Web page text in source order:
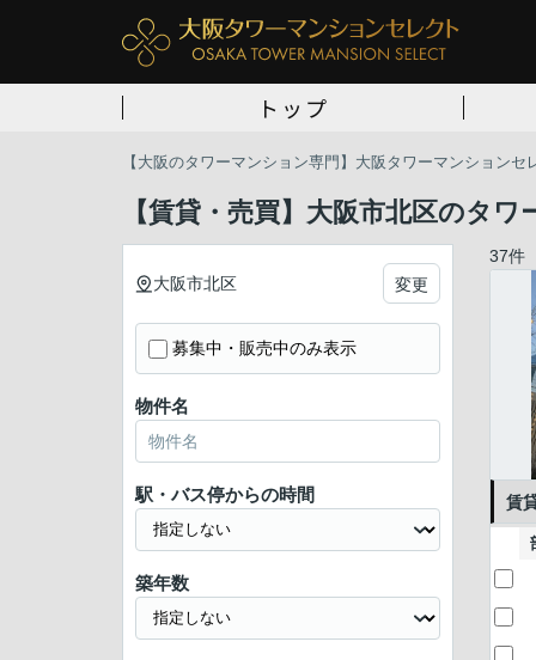
トップ
【大阪のタワーマンション専門】大阪タワーマンションセ
【賃貸・売買】大阪市北区のタ
大阪市北区 変更
募集中・販売中のみ表示
物件名
駅・バス停からの時間
築年数
37件
賃